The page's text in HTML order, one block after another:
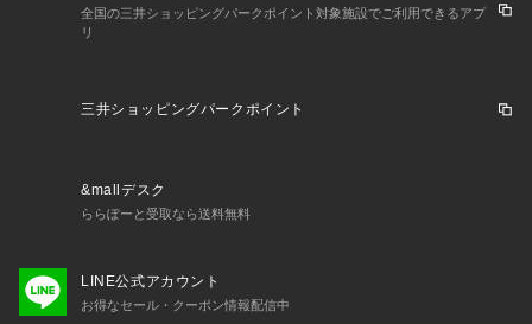
全国の三井ショッピングパークポイント対象施設でご利用できるアプ
リ
三井ショッピングパークポイント
&mallデスク
ららぽーと受取なら送料無料
LINE公式アカウント
お得なセール・クーポン情報配信中